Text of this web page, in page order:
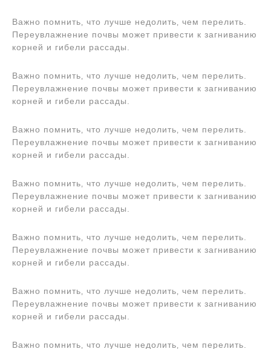
Важно помнить‚ что лучше недолить‚ чем перелить.
Переувлажнение почвы может привести к загниванию
корней и гибели рассады.
Важно помнить‚ что лучше недолить‚ чем перелить.
Переувлажнение почвы может привести к загниванию
корней и гибели рассады.
Важно помнить‚ что лучше недолить‚ чем перелить.
Переувлажнение почвы может привести к загниванию
корней и гибели рассады.
Важно помнить‚ что лучше недолить‚ чем перелить.
Переувлажнение почвы может привести к загниванию
корней и гибели рассады.
Важно помнить‚ что лучше недолить‚ чем перелить.
Переувлажнение почвы может привести к загниванию
корней и гибели рассады.
Важно помнить‚ что лучше недолить‚ чем перелить.
Переувлажнение почвы может привести к загниванию
корней и гибели рассады.
Важно помнить‚ что лучше недолить‚ чем перелить.